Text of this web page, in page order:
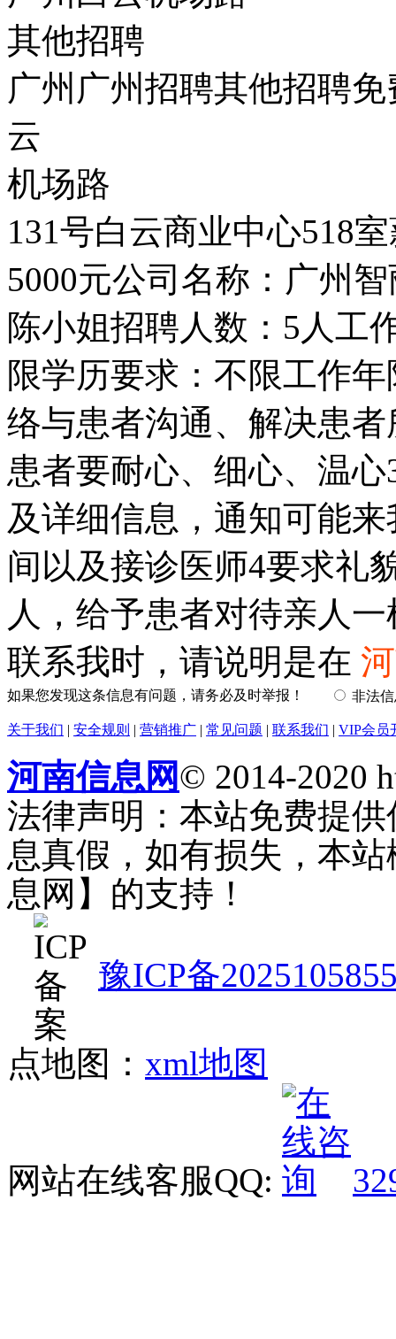
其他招聘
广州广州招聘其他招聘
云
机场路
131号白云商业中心518
5000元公司名称：广州
陈小姐招聘人数：5人工
限学历要求：不限工作
络与患者沟通、解决患
患者要耐心、细心、温
及详细信息，通知可能
间以及接诊医师4要求礼
人，给予患者对待亲人
联系我时，请说明是在
如果您发现这条信息有问题，请务必及时举报！ 非法
关于我们 | 安全规则 | 营销推广 | 常见问题 | 联系我们 | VIP会员
河南信息网© 2014-2020
法律声明：本站免费提
息真假，如有损失，本
息网】的支持！
豫ICP备
点地图： xml地图
网站在线客服QQ: